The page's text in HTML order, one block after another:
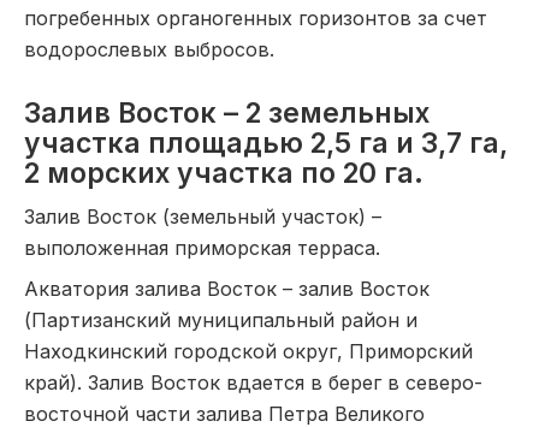
погребенных органогенных горизонтов за счет
водорослевых выбросов.
Залив Восток – 2 земельных
участка площадью 2,5 га и 3,7 га,
2 морских участка по 20 га.
Залив Восток (земельный участок) –
выположенная приморская терраса.
Акватория залива Восток – залив Восток
(Партизанский муниципальный район и
Находкинский городской округ, Приморский
край). Залив Восток вдается в берег в северо-
восточной части залива Петра Великого